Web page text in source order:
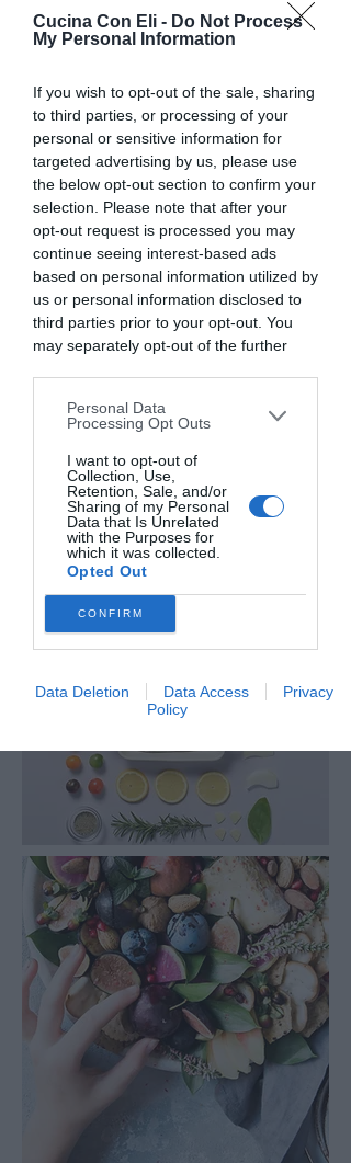
Cucina Con Eli - Do Not Process
My Personal Information
If you wish to opt-out of the sale, sharing
to third parties, or processing of your
personal or sensitive information for
targeted advertising by us, please use
the below opt-out section to confirm your
selection. Please note that after your
opt-out request is processed you may
continue seeing interest-based ads
based on personal information utilized by
us or personal information disclosed to
third parties prior to your opt-out. You
may separately opt-out of the further
downstream participants. This
information may also be disclosed by us
to third parties on theIAB’s List of
Downstream Participantsthat may
further disclose it to other third parties.
Personal Data
Processing Opt Outs
I want to opt-out of
Collection, Use,
Retention, Sale, and/or
Sharing of my Personal
Data that Is Unrelated
with the Purposes for
which it was collected.
Opted Out
CONFIRM
Data Deletion Data Access
Privacy
Policy
Qui non impari una ricetta. Impari a